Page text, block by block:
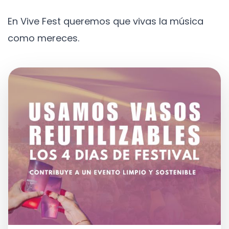
En Vive Fest queremos que vivas la música
como mereces.